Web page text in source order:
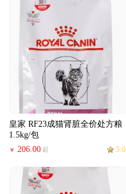
皇家 RF23成猫肾脏全价处方粮
1.5kg/包
￥ 206.00 起 5.0